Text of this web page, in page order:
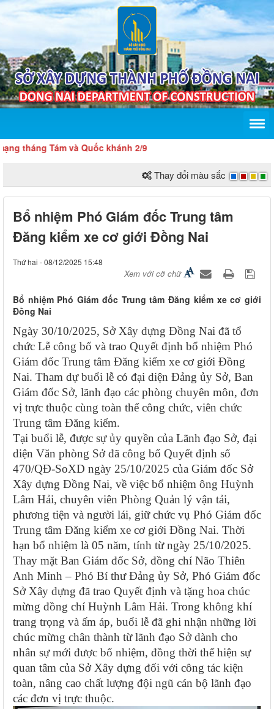
Tám và Quốc khánh 2/9
Thay đổi màu sắc
Bổ nhiệm Phó Giám đốc Trung tâm
Đăng kiểm xe cơ giới Đồng Nai
Thứ hai - 08/12/2025 15:48
Xem với cỡ chữ
Bổ nhiệm Phó Giám đốc Trung tâm Đăng kiểm xe cơ giới
Đồng Nai
Ngày 30/10/2025, Sở Xây dựng Đồng Nai đã tổ
chức Lễ công bố và trao Quyết định bổ nhiệm Phó
Giám đốc Trung tâm Đăng kiểm xe cơ giới Đồng
Nai. Tham dự buổi lễ có đại diện Đảng ủy Sở, Ban
Giám đốc Sở, lãnh đạo các phòng chuyên môn, đơn
vị trực thuộc cùng toàn thể công chức, viên chức
Trung tâm Đăng kiểm.
Tại buổi lễ, được sự ủy quyền của Lãnh đạo Sở, đại
diện Văn phòng Sở đã công bố Quyết định số
470/QĐ-SoXD ngày 25/10/2025 của Giám đốc Sở
Xây dựng Đồng Nai, về việc bổ nhiệm ông Huỳnh
Lâm Hải, chuyên viên Phòng Quản lý vận tải,
phương tiện và người lái, giữ chức vụ Phó Giám đốc
Trung tâm Đăng kiểm xe cơ giới Đồng Nai. Thời
hạn bổ nhiệm là 05 năm, tính từ ngày 25/10/2025.
Thay mặt Ban Giám đốc Sở, đồng chí Não Thiên
Anh Minh – Phó Bí thư Đảng ủy Sở, Phó Giám đốc
Sở Xây dựng đã trao Quyết định và tặng hoa chúc
mừng đồng chí Huỳnh Lâm Hải. Trong không khí
trang trọng và ấm áp, buổi lễ đã ghi nhận những lời
chúc mừng chân thành từ lãnh đạo Sở dành cho
nhân sự mới được bổ nhiệm, đồng thời thể hiện sự
quan tâm của Sở Xây dựng đối với công tác kiện
toàn, nâng cao chất lượng đội ngũ cán bộ lãnh đạo
các đơn vị trực thuộc.